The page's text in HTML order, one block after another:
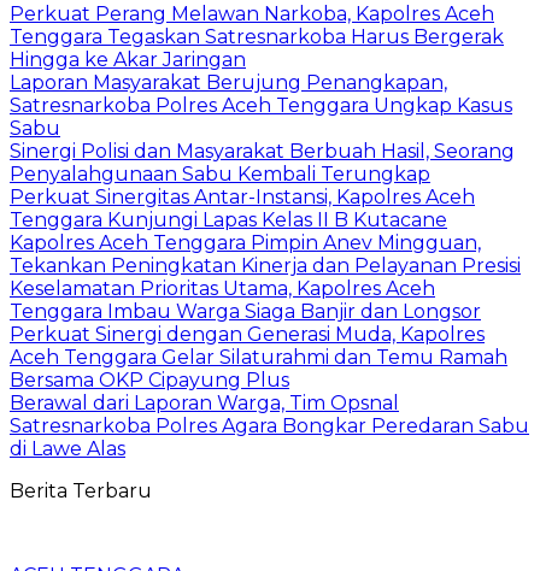
Perkuat Perang Melawan Narkoba, Kapolres Aceh
Tenggara Tegaskan Satresnarkoba Harus Bergerak
Hingga ke Akar Jaringan
Laporan Masyarakat Berujung Penangkapan,
Satresnarkoba Polres Aceh Tenggara Ungkap Kasus
Sabu
Sinergi Polisi dan Masyarakat Berbuah Hasil, Seorang
Penyalahgunaan Sabu Kembali Terungkap
Perkuat Sinergitas Antar-Instansi, Kapolres Aceh
Tenggara Kunjungi Lapas Kelas II B Kutacane
Kapolres Aceh Tenggara Pimpin Anev Mingguan,
Tekankan Peningkatan Kinerja dan Pelayanan Presisi
Keselamatan Prioritas Utama, Kapolres Aceh
Tenggara Imbau Warga Siaga Banjir dan Longsor
Perkuat Sinergi dengan Generasi Muda, Kapolres
Aceh Tenggara Gelar Silaturahmi dan Temu Ramah
Bersama OKP Cipayung Plus
Berawal dari Laporan Warga, Tim Opsnal
Satresnarkoba Polres Agara Bongkar Peredaran Sabu
di Lawe Alas
Berita Terbaru